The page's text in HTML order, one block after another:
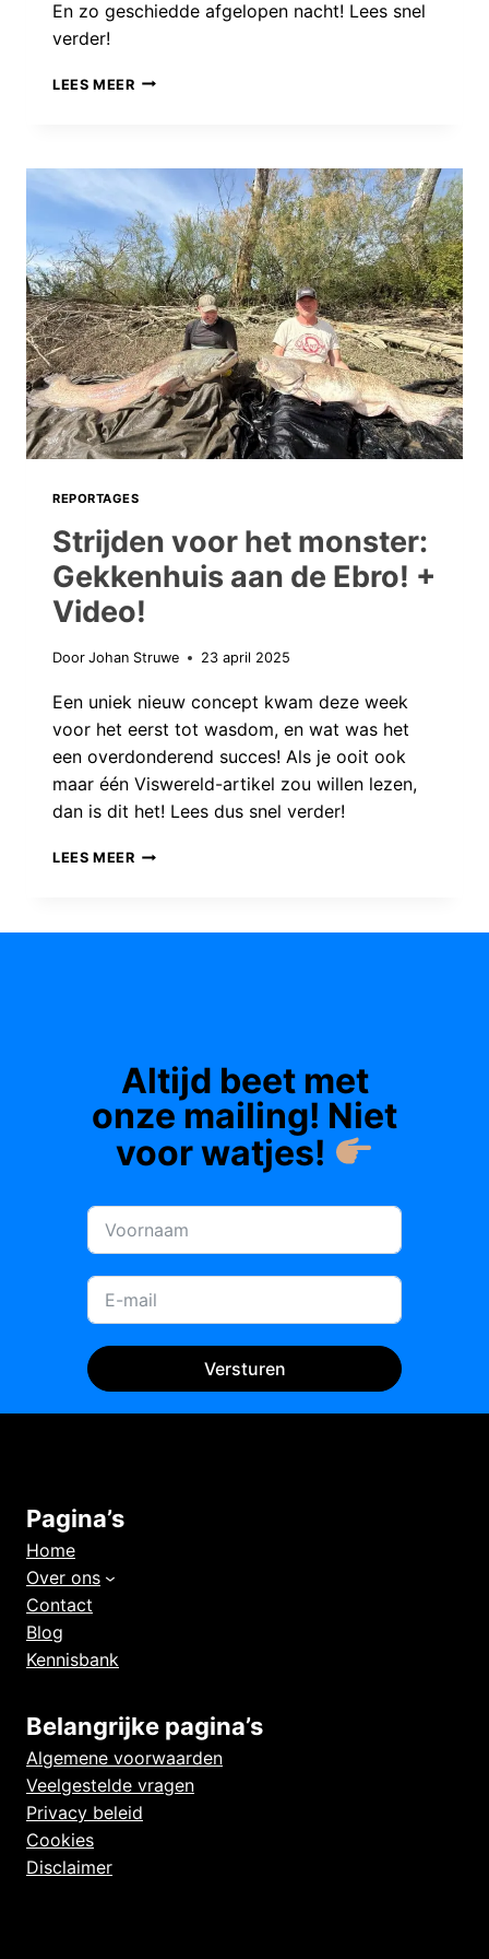
En zo geschiedde afgelopen nacht! Lees snel
verder!
LEES MEERSTRIJDEN
WÉÉR
EEN
MEGA
BAK
VOOR
DE
CAT
FISH
MATTIES!!
REPORTAGES
Strijden voor het monster:
Gekkenhuis aan de Ebro! +
Video!
Door Johan Struwe 23 april 2025
Een uniek nieuw concept kwam deze week
voor het eerst tot wasdom, en wat was het
een overdonderend succes! Als je ooit ook
maar één Viswereld-artikel zou willen lezen,
dan is dit het! Lees dus snel verder!
LEES MEERSTRIJDEN
MONSTER:
+
VIDEO!
Altijd beet met
onze mailing! Niet
voor watjes!
Versturen
Pagina’s
Home
Over ons
Contact
Blog
Kennisbank
Belangrijke pagina’s
Algemene voorwaarden
Veelgestelde vragen
Privacy beleid
Cookies
Disclaimer